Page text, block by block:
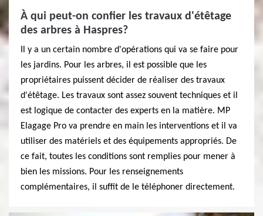
À qui peut-on confier les travaux d'étêtage
des arbres à Haspres?
Il y a un certain nombre d'opérations qui va se faire pour
les jardins. Pour les arbres, il est possible que les
propriétaires puissent décider de réaliser des travaux
d'étêtage. Les travaux sont assez souvent techniques et il
est logique de contacter des experts en la matière. MP
Elagage Pro va prendre en main les interventions et il va
utiliser des matériels et des équipements appropriés. De
ce fait, toutes les conditions sont remplies pour mener à
bien les missions. Pour les renseignements
complémentaires, il suffit de le téléphoner directement.